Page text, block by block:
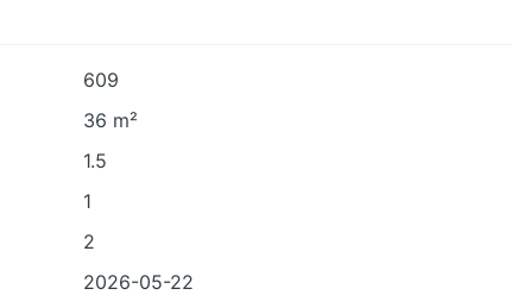
609
36 m²
1.5
1
2
2026-05-22